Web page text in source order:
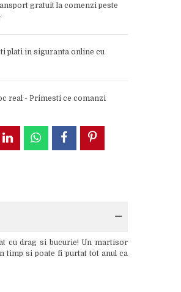
gratuit la comenzi peste
plati in siguranta online cu
real - Primesti ce comanzi
cu drag si bucurie! Un martisor
timp si poate fi purtat tot anul ca